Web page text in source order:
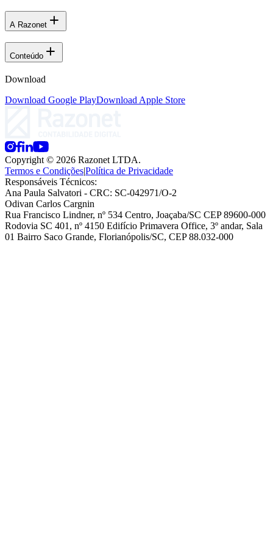
A Razonet
Conteúdo
Download
Download Google PlayDownload Apple Store
Copyright © 2026 Razonet LTDA.
Termos e Condições|Política de Privacidade
Responsáveis Técnicos:
Ana Paula Salvatori - CRC: SC-042971/O-2
Odivan Carlos Cargnin
Rua Francisco Lindner, nº 534 Centro, Joaçaba/SC CEP 89600-000
Rodovia SC 401, nº 4150 Edifício Primavera Office, 3º andar, Sala
01 Bairro Saco Grande, Florianópolis/SC, CEP 88.032-000